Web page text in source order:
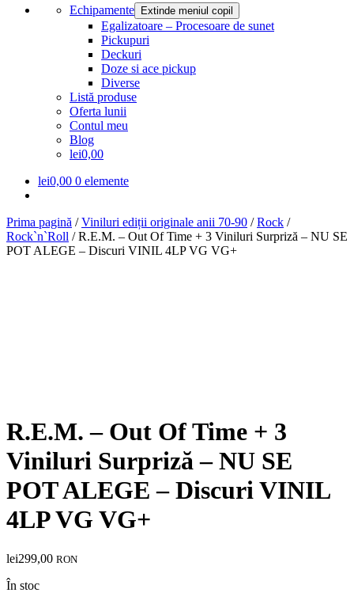
Echipamente Extinde meniul copil
Egalizatoare – Procesoare de sunet
Pickupuri
Deckuri
Doze si ace pickup
Diverse
Listă produse
Oferta lunii
Contul meu
Blog
lei0,00
lei0,00 0 elemente
Prima pagină /Viniluri ediții originale anii 70-90 /Rock /
Rock`n`Roll /R.E.M. – Out Of Time + 3 Viniluri Surpriză – NU SE
POT ALEGE – Discuri VINIL 4LP VG VG+
R.E.M. – Out Of Time + 3
Viniluri Surpriză – NU SE
POT ALEGE – Discuri VINIL
4LP VG VG+
lei299,00 RON
În stoc